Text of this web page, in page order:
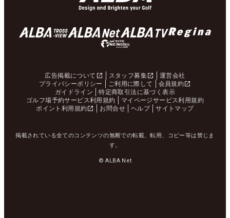
広告掲載について スタッフ募集
運営会社
プライバシーポリシー
ご利用に際して
会員規約
ガイドライン
特定商取引法に基づく表示
ゴルフ場予約サービス利用規約
マイページサービス利用規約
ポイント利用規約
お問合せ ヘルプ サイトマップ
掲載されている全てのコンテンツの無断での転載、転用、コピー等は禁じま
す。
© ALBA Net